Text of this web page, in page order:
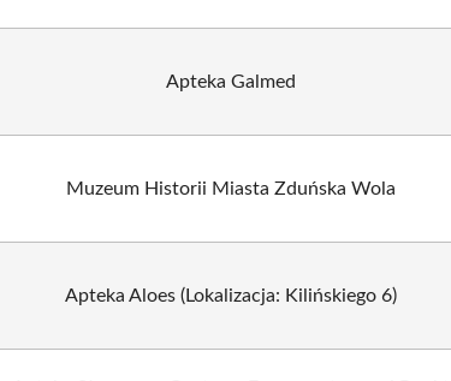
Apteka Galmed
Muzeum Historii Miasta Zduńska Wola
Apteka Aloes (Lokalizacja: Kilińskiego 6)